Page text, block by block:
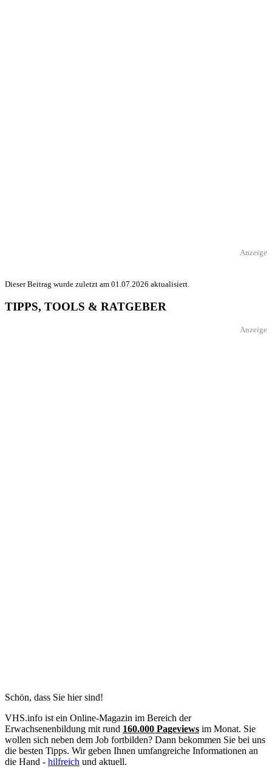
Anzeige
Dieser Beitrag wurde zuletzt am 01.07.2026 aktualisiert.
TIPPS, TOOLS & RATGEBER
Anzeige
Schön, dass Sie hier sind!
VHS.info ist ein Online-Magazin im Bereich der
Erwachsenenbildung mit rund 160.000 Pageviews im Monat. Sie
wollen sich neben dem Job fortbilden? Dann bekommen Sie bei uns
die besten Tipps. Wir geben Ihnen umfangreiche Informationen an
die Hand - hilfreich und aktuell.